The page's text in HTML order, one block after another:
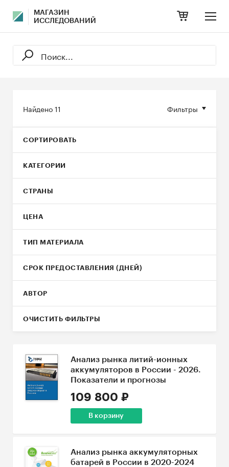
МАГАЗИН
ИССЛЕДОВАНИЙ
Фильтры
Найдено11
СОРТИРОВАТЬ
КАТЕГОРИИ
СТРАНЫ
ЦЕНА
ТИП МАТЕРИАЛА
СРОК ПРЕДОСТАВЛЕНИЯ (ДНЕЙ)
АВТОР
ОЧИСТИТЬ ФИЛЬТРЫ
Анализ рынка литий-ионных
аккумуляторов в России - 2026.
Показатели и прогнозы
109 800 ₽
В корзину
Анализ рынка аккумуляторных
батарей в России в 2020-2024